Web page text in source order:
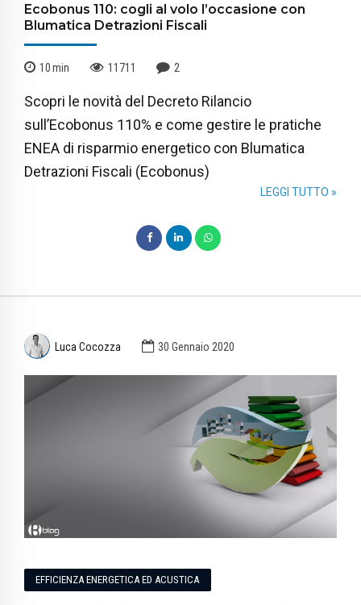
Ecobonus 110: cogli al volo l’occasione con
Blumatica Detrazioni Fiscali
10min 11711 2
Scopri le novità del Decreto Rilancio
sull’Ecobonus 110% e come gestire le pratiche
ENEA di risparmio energetico con Blumatica
Detrazioni Fiscali (Ecobonus)
LEGGI TUTTO »
Luca Cocozza 30 Gennaio 2020
EFFICIENZA ENERGETICA ED ACUSTICA